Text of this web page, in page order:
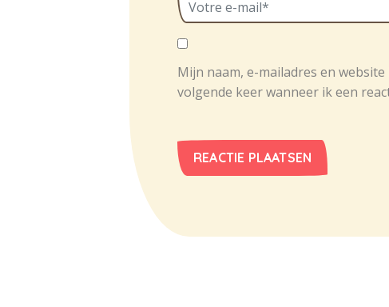
Mijn naam, e-mailadres en
volgende keer wanneer ik een